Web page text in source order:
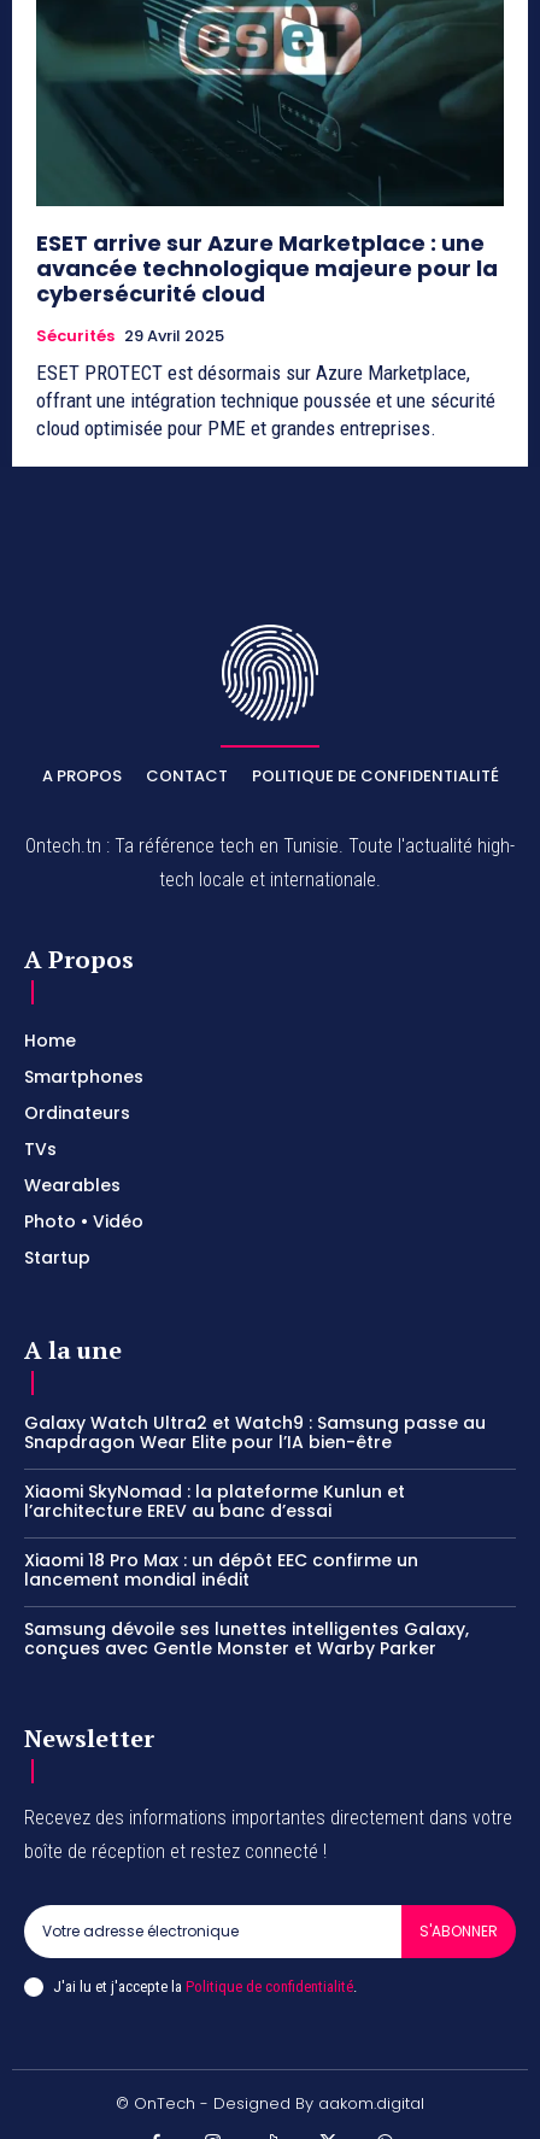
ESET arrive sur Azure Marketplace : une
avancée technologique majeure pour la
cybersécurité cloud
Sécurités 29 Avril 2025
ESET PROTECT est désormais sur Azure Marketplace,
offrant une intégration technique poussée et une sécurité
cloud optimisée pour PME et grandes entreprises.
A PROPOS CONTACT POLITIQUE DE CONFIDENTIALITÉ
Ontech.tn : Ta référence tech en Tunisie. Toute l'actualité high-
tech locale et internationale.
A Propos
Home
Smartphones
Ordinateurs
TVs
Wearables
Photo • Vidéo
Startup
A la une
Galaxy Watch Ultra2 et Watch9 : Samsung passe au
Snapdragon Wear Elite pour l’IA bien-être
Xiaomi SkyNomad : la plateforme Kunlun et
l’architecture EREV au banc d’essai
Xiaomi 18 Pro Max : un dépôt EEC confirme un
lancement mondial inédit
Samsung dévoile ses lunettes intelligentes Galaxy,
conçues avec Gentle Monster et Warby Parker
Newsletter
Recevez des informations importantes directement dans votre
boîte de réception et restez connecté !
S'ABONNER
J'ai lu et j'accepte la Politique de confidentialité
© OnTech - Designed By aakom.digital